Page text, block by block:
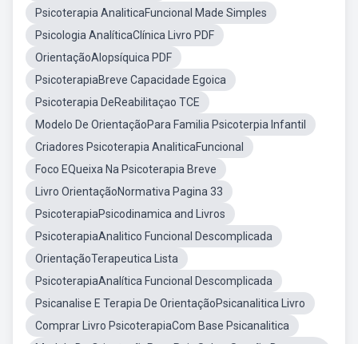
Psicoterapia AnaliticaFuncional Made Simples
Psicologia AnalíticaClínica Livro PDF
OrientaçãoAlopsíquica PDF
PsicoterapiaBreve Capacidade Egoica
Psicoterapia DeReabilitaçao TCE
Modelo De OrientaçãoPara Familia Psicoterpia Infantil
Criadores Psicoterapia AnaliticaFuncional
Foco EQueixa Na Psicoterapia Breve
Livro OrientaçãoNormativa Pagina 33
PsicoterapiaPsicodinamica and Livros
PsicoterapiaAnalitico Funcional Descomplicada
OrientaçãoTerapeutica Lista
PsicoterapiaAnalítica Funcional Descomplicada
Psicanalise E Terapia De OrientaçãoPsicanalitica Livro
Comprar Livro PsicoterapiaCom Base Psicanalitica